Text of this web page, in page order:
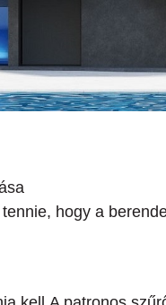
hogy a